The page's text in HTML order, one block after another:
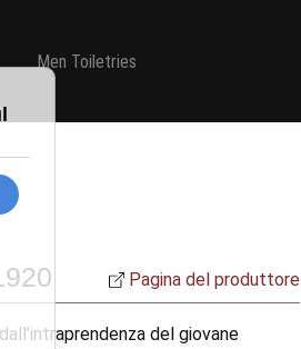
Men Toiletries
Pagina del produttore
del giovane